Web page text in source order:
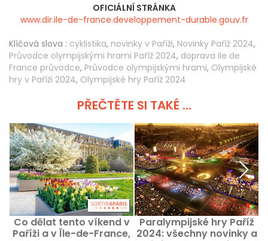
OFICIÁLNÍ STRÁNKA
www.dir.ile-de-france.developpement-durable.gouv.fr
Klíčová slova : cyklistika, novinky v Paříži, Novinky Paříž 2024,
Průvodce olympijskými hrami Paříž 2024, doprava ile de
France průvodce, Průvodce olympijskými hrami, Olympijské
hry v Paříži 2024, Olympijské hry Paříž 2024
PŘEČTĚTE SI TAKÉ ...
Co dělat tento víkend v
Paříži a v Île-de-France,
Paralympijské hry Paříž
2024: všechny novinky a